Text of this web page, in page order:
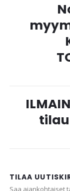
TILAA
Saa ajankohtaiset